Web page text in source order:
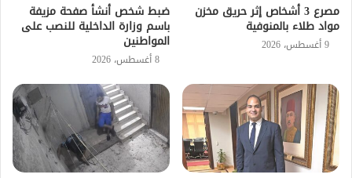
مصرع 3 أشخاص إثر حريق مخزن
مواد طلاء بالمنوفية
9 أغسطس، 2026
ضبط شخص أنشأ صفحة مزيفة
باسم وزارة الداخلية للنصب على
المواطنين
8 أغسطس، 2026